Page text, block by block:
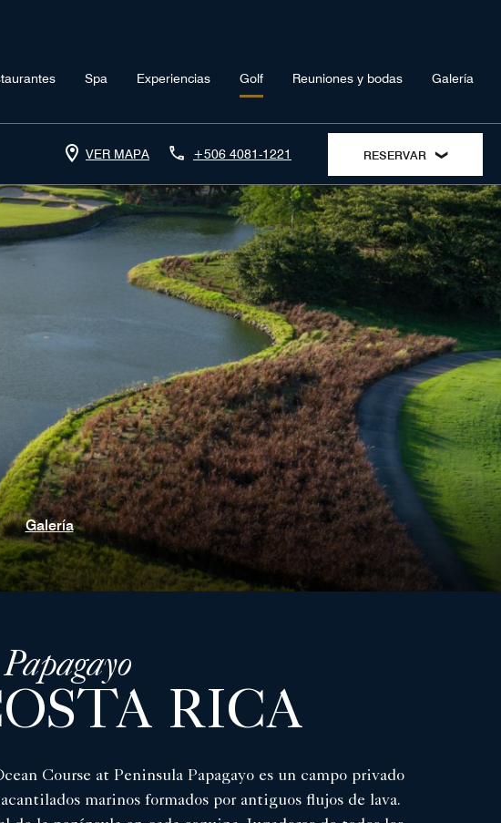
Spa Experiencias Golf Reuniones y bodas Galería
VER MAPA +506 4081-1221 RESERVAR
Galería
RICA
Course at Peninsula Papagayo es un campo privado
marinos formados por antiguos flujos de lava.